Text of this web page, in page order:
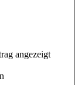
angezeigt